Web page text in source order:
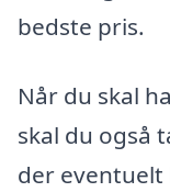
bedste pris.
Når du skal
skal du også
der eventuelt